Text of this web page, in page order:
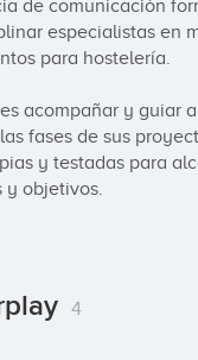
de comunicación
especialistas en
para hostelería.
acompañar y guiar
fases de sus
y testadas para
y objetivos.
4